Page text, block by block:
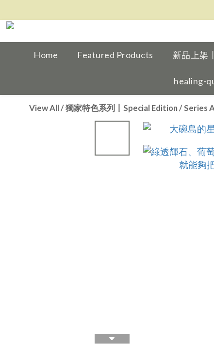
Home Featured Products 新品上架
healing-
View All/獨家特色系列丨Special Edition/Series